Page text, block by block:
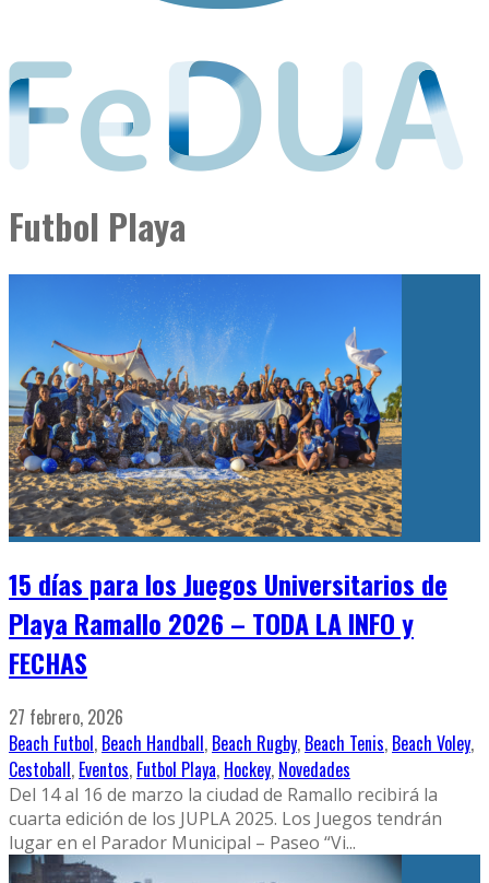
Futbol Playa
15 días para los Juegos Universitarios de
Playa Ramallo 2026 – TODA LA INFO y
FECHAS
27 febrero, 2026
Beach Futbol, Beach Handball, Beach Rugby, Beach Tenis, Beach Voley,
Cestoball, Eventos, Futbol Playa, Hockey, Novedades
Del 14 al 16 de marzo la ciudad de Ramallo recibirá la
cuarta edición de los JUPLA 2025. Los Juegos tendrán
lugar en el Parador Municipal – Paseo “Vi...